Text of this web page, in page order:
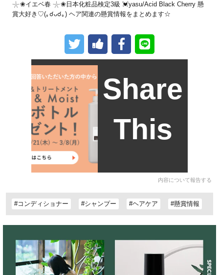
𓇼❀イエベ春 𓇼❀日本化粧品検定3級 💓yasu/Acid Black Cherry 懸
賞大好き♡(｡☌ᴗ☌｡) ヘア関連の懸賞情報をまとめます☆
Share
This
内容について報告する
#コンディショナー #シャンプー #ヘアケア #懸賞情報